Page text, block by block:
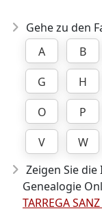
Gehe zu den
A
B
G
H
O
P
V
W
Zeigen Sie
Genealogie
TARREGA